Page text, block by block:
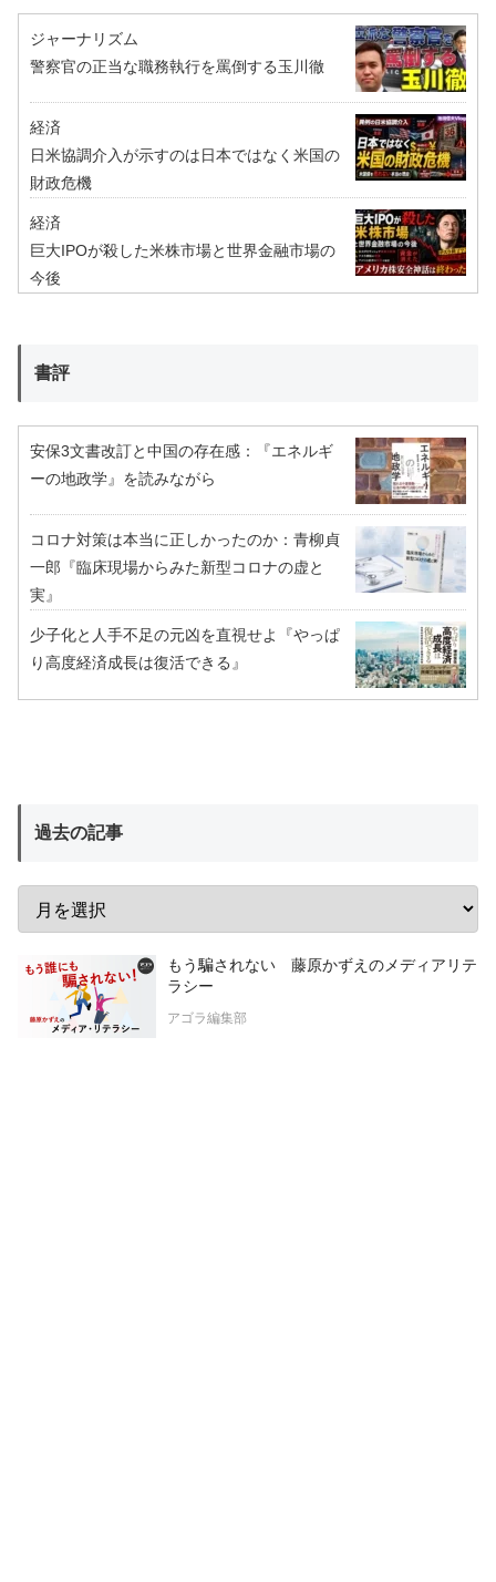
ジャーナリズム
警察官の正当な職務執行を罵倒する玉川徹
経済
日米協調介入が示すのは日本ではなく米国の
財政危機
経済
巨大IPOが殺した米株市場と世界金融市場の
今後
書評
安保3文書改訂と中国の存在感：『エネルギ
ーの地政学』を読みながら
コロナ対策は本当に正しかったのか：青柳貞
一郎『臨床現場からみた新型コロナの虚と
実』
少子化と人手不足の元凶を直視せよ『やっぱ
り高度経済成長は復活できる』
過去の記事
もう騙されない 藤原かずえのメディアリテ
ラシー
アゴラ編集部